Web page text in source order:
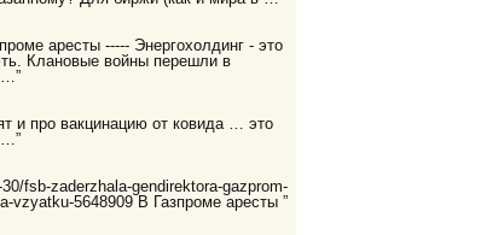
аресты ----- Энергохолдинг - это
Клановые войны перешли в
и про вакцинацию от ковида … это
fsb-zaderzhala-gendirektora-gazprom-
vzyatku-5648909 В Газпроме аресты ”